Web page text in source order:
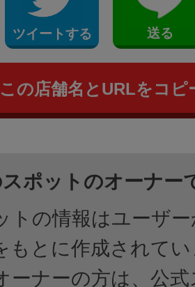
ツイートする 送る
この店舗名とURLをコピ
ポットのオーナー
トの情報はユーザ
もとに作成されて
ーナーの方は、公